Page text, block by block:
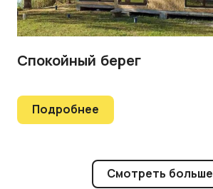
Спокойный берег
Подробнее
Смотреть больше